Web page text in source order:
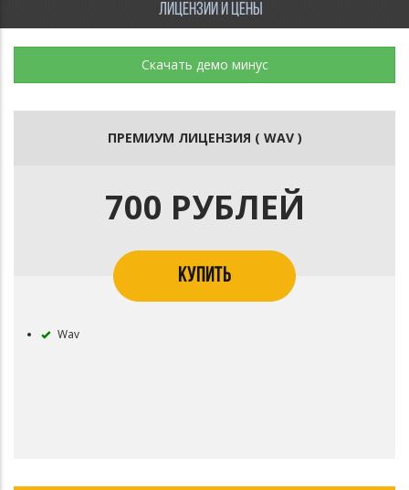
ЛИЦЕНЗИИ И ЦЕНЫ
Скачать демо минус
ПРЕМИУМ ЛИЦЕНЗИЯ ( WAV )
700 РУБЛЕЙ
КУПИТЬ
Wav